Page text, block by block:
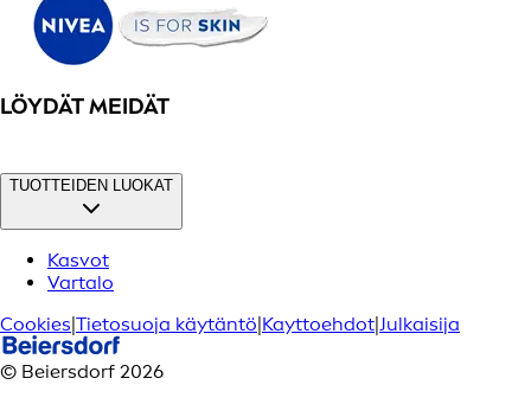
LÖYDÄT MEIDÄT
TUOTTEIDEN LUOKAT
Kasvot
Vartalo
Cookies|Tietosuoja käytäntö|Kayttoehdot|Julkaisija
© Beiersdorf 2026